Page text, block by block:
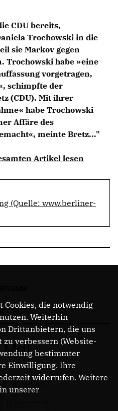
Landtag
Potsdam
CDU bereits,
Trochowski in die
sie Markov gegen
Trochowski habe »eine
vorgetragen,
schimpfte der
(CDU). Mit ihrer
habe Trochowski
Affäre des
meinte Bretz..."
Artikel lesen
(Quelle: www.berliner-
MdL
Cookies, die notwendig
Weiterhin
Drittanbietern, die uns
zu verbessern (Website-
bestimmter
Einwilligung. Ihre
widerrufen. Weitere
unserer